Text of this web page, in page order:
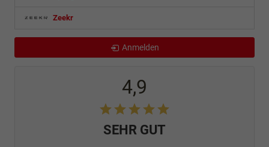
Zeekr
Anmelden
4,9
SEHR GUT